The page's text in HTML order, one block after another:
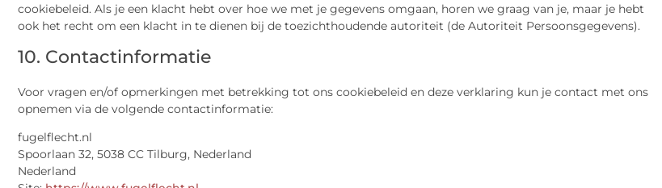
cookiebeleid. Als je een klacht hebt over hoe we met je gegevens omgaan, horen we graag van je, maar je hebt
ook het recht om een klacht in te dienen bij de toezichthoudende autoriteit (de Autoriteit Persoonsgegevens).
10. Contactinformatie
Voor vragen en/of opmerkingen met betrekking tot ons cookiebeleid en deze verklaring kun je contact met ons
opnemen via de volgende contactinformatie:
fugelflecht.nl
Spoorlaan 32, 5038 CC Tilburg, Nederland
Nederland